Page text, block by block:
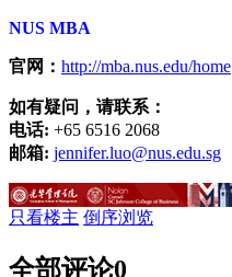
NUS MBA
官网： http://mba.nus.edu/home
如有疑问，请联系：
电话: +65 6516 2068
邮箱: jennifer.luo@nus.edu.sg
只看楼主 倒序浏览
全部评论0